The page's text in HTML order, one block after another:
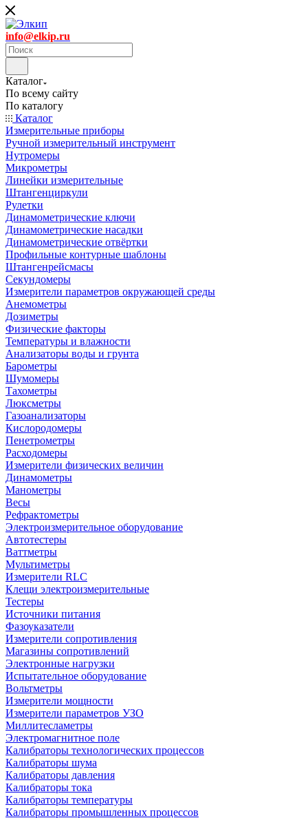
info@elkip.ru
Каталог
По всему сайту
По каталогу
Каталог
Измерительные приборы
Ручной измерительный инструмент
Нутромеры
Микрометры
Линейки измерительные
Штангенциркули
Рулетки
Динамометрические ключи
Динамометрические насадки
Динамометрические отвёртки
Профильные контурные шаблоны
Штангенрейсмасы
Секундомеры
Измерители параметров окружающей среды
Анемометры
Дозиметры
Физические факторы
Температуры и влажности
Анализаторы воды и грунта
Барометры
Шумомеры
Тахометры
Люксметры
Газоанализаторы
Кислородомеры
Пенетрометры
Расходомеры
Измерители физических величин
Динамометры
Манометры
Весы
Рефрактометры
Электроизмерительное оборудование
Автотестеры
Ваттметры
Мультиметры
Измерители RLC
Клещи электроизмерительные
Тестеры
Источники питания
Фазоуказатели
Измерители сопротивления
Магазины сопротивлений
Электронные нагрузки
Испытательное оборудование
Вольтметры
Измерители мощности
Измерители параметров УЗО
Миллитесламетры
Электромагнитное поле
Калибраторы технологических процессов
Калибраторы шума
Калибраторы давления
Калибраторы тока
Калибраторы температуры
Калибраторы промышленных процессов